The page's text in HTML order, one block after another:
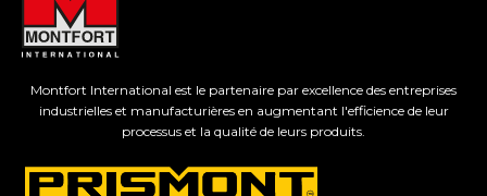
Montfort International est le partenaire par excellence des entreprises
industrielles et manufacturières en augmentant l'efficience de leur
processus et la qualité de leurs produits.